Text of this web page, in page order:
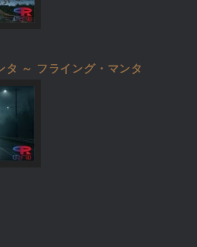
タ ～ フライング・マンタ